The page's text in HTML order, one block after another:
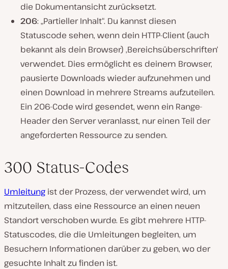
die Dokumentansicht zurücksetzt.
206: „Partieller Inhalt“. Du kannst diesen
Statuscode sehen, wenn dein HTTP-Client (auch
bekannt als dein Browser) ‚Bereichsüberschriften‘
verwendet. Dies ermöglicht es deinem Browser,
pausierte Downloads wieder aufzunehmen und
einen Download in mehrere Streams aufzuteilen.
Ein 206-Code wird gesendet, wenn ein Range-
Header den Server veranlasst, nur einen Teil der
angeforderten Ressource zu senden.
300 Status-Codes
Umleitung ist der Prozess, der verwendet wird, um
mitzuteilen, dass eine Ressource an einen neuen
Standort verschoben wurde. Es gibt mehrere HTTP-
Statuscodes, die die Umleitungen begleiten, um
Besuchern Informationen darüber zu geben, wo der
gesuchte Inhalt zu finden ist.